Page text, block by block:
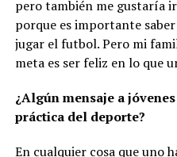
pero también me gustaría
porque es importante
jugar el futbol. Pero mi
meta es ser feliz en lo que
¿Algún mensaje a
práctica del deporte?
En cualquier cosa que uno